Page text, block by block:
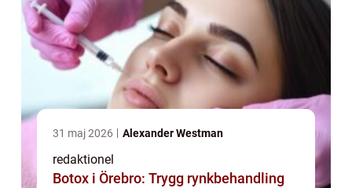
31 maj 2026 Alexander Westman
redaktionel
Botox i Örebro: Trygg rynkbehandling